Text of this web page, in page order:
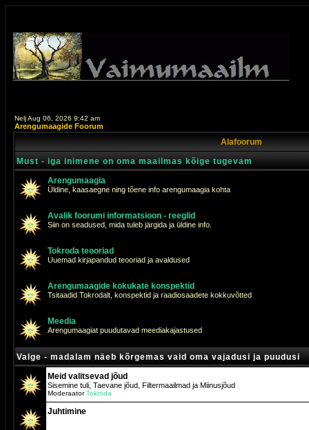
Nelj Aug 06, 2026 9:42 am
Arengumaagide Foorum
Alafoorum
Must - iga inimene on oma maailmas kõige tugevam
Arengumaagia
Üldine, kaasaegne ning tõene info arengumaagia kohta
Avalik foorumi informatsioon - reeglid
Siin on seadused, mida tuleb järgida ja üldine info.
Tokroda teooriad
Uuemad kirjapandud teooriad ja avaldused
Arengumaagide kokukate konspektid
Tsitaadid Tokrodalt, konspektid ja raadiosaadete kokkuvõtted
Meedia
Arengumaagiat puudutavad meediakajastused
Valge - madalam näeb kõrgemas vaid oma vajadusi ja puudusi
Meid valitsevad jõud
Sisemine tuli, Taevane jõud, Filtermaailmad ja Miinusjõud
ModeraatorTokroda
Juhtimine